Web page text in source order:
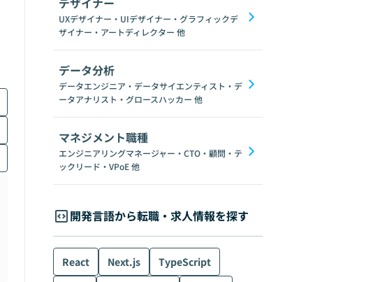
UXデザイナー・UIデザイナー・グラフィックデ
ザイナー・アートディレクター 他
データ分析
データエンジニア・データサイエンティスト・デ
ータアナリスト・グロースハッカー 他
マネジメント職種
エンジニアリングマネージャー・CTO・顧問・テ
ックリード・VPoE他
開発言語から転職・求人情報を探す
React Next.js
TypeScript